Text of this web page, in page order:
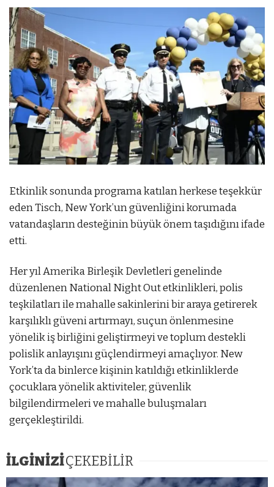
Etkinlik sonunda programa katılan herkese teşekkür
eden Tisch, New York’un güvenliğini korumada
vatandaşların desteğinin büyük önem taşıdığını ifade
etti.
Her yıl Amerika Birleşik Devletleri genelinde
düzenlenen National Night Out etkinlikleri, polis
teşkilatları ile mahalle sakinlerini bir araya getirerek
karşılıklı güveni artırmayı, suçun önlenmesine
yönelik iş birliğini geliştirmeyi ve toplum destekli
polislik anlayışını güçlendirmeyi amaçlıyor. New
York’ta da binlerce kişinin katıldığı etkinliklerde
çocuklara yönelik aktiviteler, güvenlik
bilgilendirmeleri ve mahalle buluşmaları
gerçekleştirildi.
İLGİNİZİÇEKEBİLİR